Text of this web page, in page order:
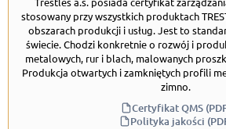
stosowany przy wszystkich produktach
obszarach produkcji i usług. Jest to
świecie. Chodzi konkretnie o rozwój i
metalowych, rur i blach, malowanych
Produkcja otwartych i zamkniętych profili
zimno.
Certyfikat QMS
Polityka jakości